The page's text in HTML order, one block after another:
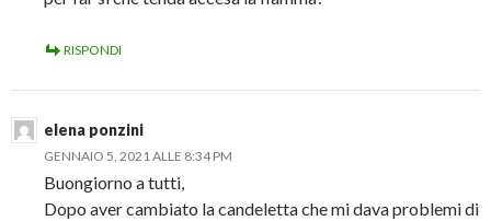
RISPONDI
elena ponzini
GENNAIO 5, 2021 ALLE 8:34 PM
Buongiorno a tutti,
Dopo aver cambiato la candeletta che mi dava problemi di